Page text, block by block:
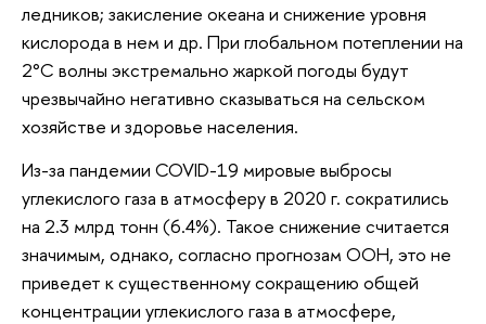
ледников; закисление океана и снижение уровня
кислорода в нем и др. При глобальном потеплении на
2°C волны экстремально жаркой погоды будут
чрезвычайно негативно сказываться на сельском
хозяйстве и здоровье населения.
Из-за пандемии COVID-19 мировые выбросы
углекислого газа в атмосферу в 2020 г. сократились
на 2.3 млрд тонн (6.4%). Такое снижение считается
значимым, однако, согласно прогнозам ООН, это не
приведет к существенному сокращению общей
концентрации углекислого газа в атмосфере,